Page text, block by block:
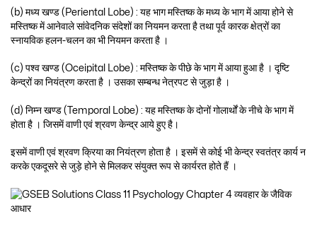
(b) मध्य खण्ड (Periental Lobe) : यह भाग मस्तिष्क के मध्य के भाग में आया होने से
मस्तिष्क में आनेवाले सांवेदनिक संदेशों का नियमन करता है तथा पूर्व कारक क्षेत्रों का
स्नायविक हलन-चलन का भी नियमन करता है ।
(c) पश्व खण्ड (Oceipital Lobe) : मस्तिष्क के पीछे के भाग में आया हुआ है । दृष्टि
केन्द्रों का नियंत्रण करता है । उसका सम्बन्ध नेत्रपट से जुड़ा है ।
(d) निम्न खण्ड (Temporal Lobe) : यह मस्तिष्क के दोनों गोलार्थों के नीचे के भाग में
होता है । जिसमें वाणी एवं श्रवण केन्द्र आये हुए है।
इसमें वाणी एवं श्रवण क्रिया का नियंत्रण होता है । इसमें से कोई भी केन्द्र स्वतंत्र कार्य न
करके एकदूसरे से जुड़े होने से मिलकर संयुक्त रूप से कार्यरत होते हैं ।